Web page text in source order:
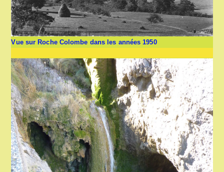
Vue sur Roche Colombe dans les années 1950